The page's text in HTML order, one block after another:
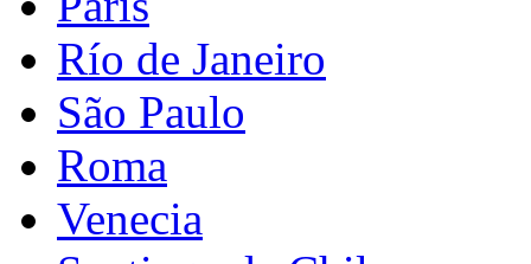
Río de Janeiro
São Paulo
Roma
Venecia